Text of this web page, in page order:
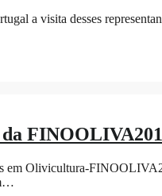
a visita desses
Olivicultura-